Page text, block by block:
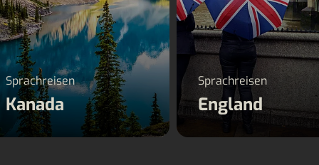
Sprachreisen
Kanada
Sprachreisen
England